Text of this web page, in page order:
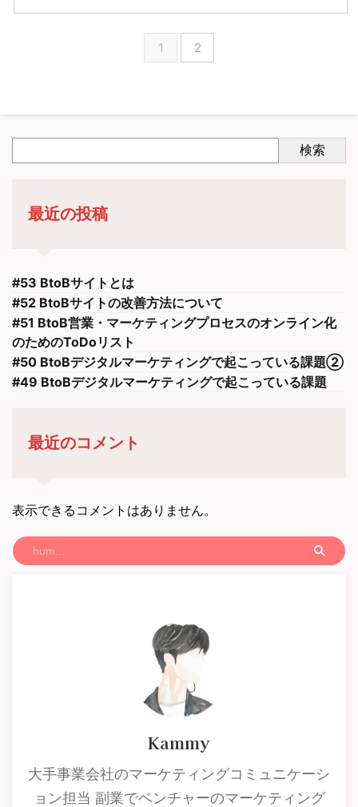
1 2
検索
最近の投稿
#53 BtoBサイトとは
#52 BtoBサイトの改善方法について
#51 BtoB営業・マーケティングプロセスのオンライン化
のためのToDoリスト
#50 BtoBデジタルマーケティングで起こっている課題②
#49 BtoBデジタルマーケティングで起こっている課題
最近のコメント
表示できるコメントはありません。
Kammy
大手事業会社のマーケティングコミュニケーシ
ョン担当 副業でベンチャーのマーケティング